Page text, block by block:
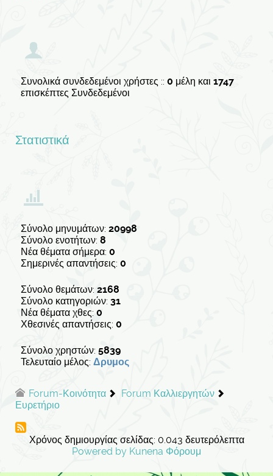
Συνολικά συνδεδεμένοι χρήστες :: 0 μέλη και 1747
επισκέπτες Συνδεδεμένοι
Στατιστικά
Σύνολο μηνυμάτων: 20998
Σύνολο ενοτήτων: 8
Νέα θέματα σήμερα: 0
Σημερινές απαντήσεις: 0
Σύνολο θεμάτων: 2168
Σύνολο κατηγοριών: 31
Νέα θέματα χθες: 0
Χθεσινές απαντήσεις: 0
Σύνολο χρηστών: 5839
Τελευταίο μέλος: Δρυμος
Forum-Κοινότητα
Forum Καλλιεργητών
Ευρετήριο
Χρόνος δημιουργίας σελίδας: 0.043 δευτερόλεπτα
Powered by Kunena Φόρουμ